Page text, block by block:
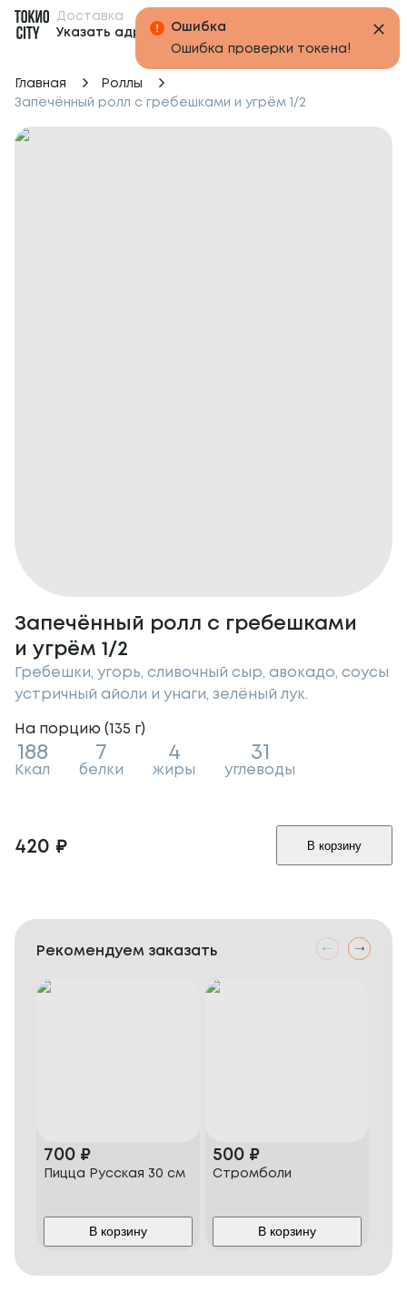
Доставка
Указать адрес
Главная
Роллы
Запечённый ролл с гребешками и угрём 1/2
Запечённый ролл с гребешками
и угрём 1/2
Гребешки, угорь, сливочный сыр, авокадо, соусы
устричный айоли и унаги, зелёный лук.
На порцию (135 г)
188
Ккал
7
белки
4
жиры
31
углеводы
420 ₽ В корзину
Рекомендуем заказать
700 ₽
Пицца Русская 30 см
В корзину
500 ₽
Стромболи
В корзину
Ошибка
Ошибка проверки токена!